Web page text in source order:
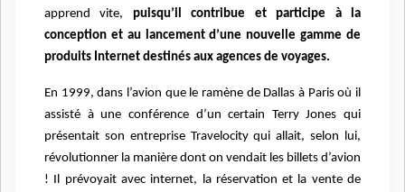
apprend vite, puisqu’il contribue et participe à la
conception et au lancement d’une nouvelle gamme de
produits Internet destinés aux agences de voyages.
En 1999, dans l’avion que le ramène de Dallas à Paris où il
assisté à une conférence d’un certain Terry Jones qui
présentait son entreprise Travelocity qui allait, selon lui,
révolutionner la manière dont on vendait les billets d’avion
! Il prévoyait avec internet, la réservation et la vente de